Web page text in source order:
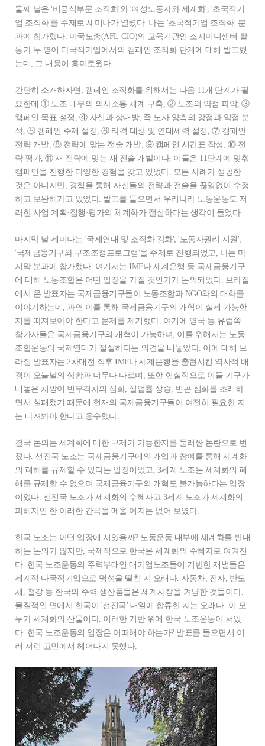
둘째 날은 '비공식부문 조직화'와 '여성노동자와 세계화', '초국적기
업 조직화'를 주제로 세미나가 열렸다. 나는 '초국적기업 조직화' 분
과에 참가했다. 미국노총(AFL-CIO)의 교육기관인 조지미니센터 활
동가 두 명이 다국적기업에서의 캠페인 조직화 단계에 대해 발표했
는데, 그 내용이 흥미로웠다.
간단히 소개하자면, 캠페인 조직화를 위해서는 다음 11개 단계가 필
요한데 ① 노조 내부의 의사소통 체계 구축, ② 노조의 약점 파악, ③
캠페인 목표 설정, ④ 자신과 상대방, 즉 노사 양측의 강점과 약점 분
석, ⑤ 캠페인 주제 설정, ⑥ 타격 대상 및 연대세력 설정, ⑦ 캠페인
전략 개발, ⑧ 전략에 맞는 전술 개발, ⑨ 캠페인 시간표 작성, ⑩ 전
략 평가, ⑪ 새 전략에 맞는 새 전술 개발이다. 이들은 11단계에 맞춰
캠페인을 진행한 다양한 경험을 갖고 있었다. 모든 사례가 성공한
것은 아니지만, 경험을 통해 자신들의 전략과 전술을 끊임없이 수정
하고 보완해가고 있었다. 발표를 들으면서 우리나라 노동운동도 저
러한 사업 계획·집행·평가의 체계화가 절실하다는 생각이 들었다.
마지막 날 세미나는 '국제연대 및 조직화 강화', '노동자권리 지원',
'국제금융기구와 구조조정프로그램'을 주제로 진행되었고, 나는 마
지막 분과에 참가했다. 여기서는 IMF나 세계은행 등 국제금융기구
에 대해 노동조합은 어떤 입장을 가질 것인가가 논의되었다. 브라질
에서 온 발표자는 국제금융기구들이 노동조합과 NGO와의 대화를
이야기하는데, 과연 이를 통해 국제금융기구의 개혁이 실제 가능한
지를 따져보아야 한다고 문제를 제기했다. 여기에 영국 등 유럽쪽
참가자들은 국제금융기구의 개혁이 가능하며, 이를 위해서는 노동
조합운동의 국제연대가 절실하다는 의견을 내놓았다. 이에 대해 브
라질 발표자는 2차대전 직후 IMF나 세계은행을 출현시킨 역사적 배
경이 오늘날의 상황과 너무나 다르며, 또한 현실적으로 이들 기구가
내놓은 처방이 빈부격차의 심화, 실업률 상승, 빈곤 심화를 초래하
면서 실패했기 때문에 현재의 국제금융기구들이 여전히 필요한 지
는 따져봐야 한다고 응수했다.
결국 논의는 세계화에 대한 규제가 가능한지를 둘러싼 논란으로 번
졌다. 선진국 노조는 국제금융기구에의 개입과 참여를 통해 세계화
의 폐해를 규제할 수 있다는 입장이었고, 3세계 노조는 세계화의 폐
해를 규제할 수 없으며 국제금융기구의 개혁도 불가능하다는 입장
이었다. 선진국 노조가 세계화의 수혜자고 3세계 노조가 세계화의
피해자인 한 이러한 간극을 메울 여지는 없어 보였다.
한국 노조는 어떤 입장에 서있을까? 노동운동 내부에 세계화를 반대
하는 논의가 많지만, 국제적으로 한국은 세계화의 수혜자로 여겨진
다. 한국 노조운동의 주력부대인 대기업노조들이 기반한 재벌들은
세계적 다국적기업으로 명성을 떨친 지 오래다. 자동차, 전자, 반도
체, 철강 등 한국의 주력 생산품들은 세계시장을 겨냥한 것들이다.
물질적인 면에서 한국이 '선진국' 대열에 합류한 지는 오래다. 이 모
두가 세계화의 산물이다. 이러한 기반 위에 한국 노조운동이 서있
다. 한국 노조운동의 입장은 어떠해야 하는가? 발표를 들으면서 이
러 저런 고민에서 헤어나지 못했다.